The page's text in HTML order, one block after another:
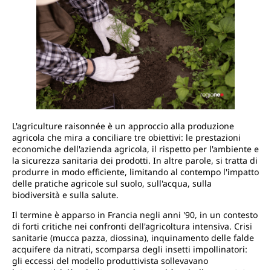
L'agriculture raisonnée è un approccio alla produzione
agricola che mira a conciliare tre obiettivi: le prestazioni
economiche dell'azienda agricola, il rispetto per l'ambiente e
la sicurezza sanitaria dei prodotti. In altre parole, si tratta di
produrre in modo efficiente, limitando al contempo l'impatto
delle pratiche agricole sul suolo, sull'acqua, sulla
biodiversità e sulla salute.
Il termine è apparso in Francia negli anni '90, in un contesto
di forti critiche nei confronti dell'agricoltura intensiva. Crisi
sanitarie (mucca pazza, diossina), inquinamento delle falde
acquifere da nitrati, scomparsa degli insetti impollinatori:
gli eccessi del modello produttivista sollevavano